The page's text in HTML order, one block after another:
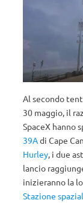
Al secondo
30 maggio, il
SpaceX hanno
39Adi Cape
Hurley, i due
lancio
inizieranno la
Stazione